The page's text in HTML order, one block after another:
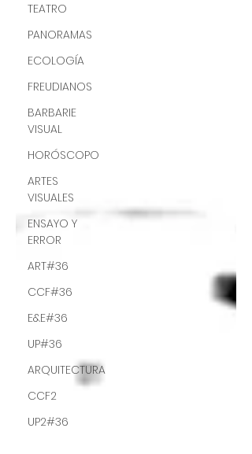
TEATRO
PANORAMAS
ECOLOGÍA
FREUDIANOS
BARBARIE
VISUAL
HORÓSCOPO
ARTES
VISUALES
ENSAYO Y
ERROR
ART#36
CCF#36
E&E#36
UP#36
ARQUITECTURA
CCF2
UP2#36